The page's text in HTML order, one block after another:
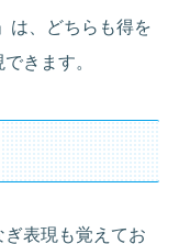
は、どちらも得を
きます。
表現も覚えてお